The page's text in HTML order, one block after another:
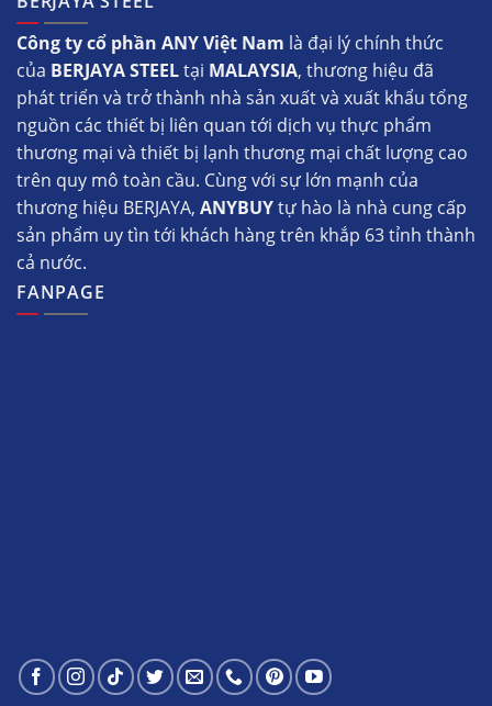
Công ty cổ phần ANY Việt Nam là đại lý chính thức
của BERJAYA STEELtại MALAYSIA, thương hiệu đã
phát triển và trở thành nhà sản xuất và xuất khẩu tổng
nguồn các thiết bị liên quan tới dịch vụ thực phẩm
thương mại và thiết bị lạnh thương mại chất lượng cao
trên quy mô toàn cầu. Cùng với sự lớn mạnh của
thương hiệu BERJAYA, ANYBUYtự hào là nhà cung cấp
sản phẩm uy tìn tới khách hàng trên khắp 63 tỉnh thành
cả nước.
FANPAGE